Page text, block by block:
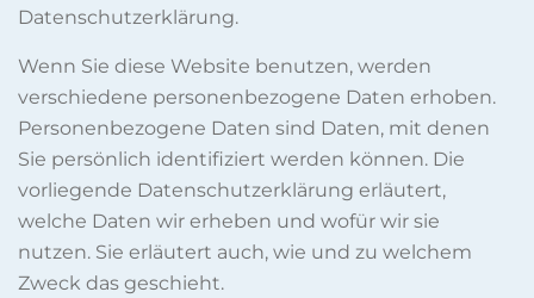
Datenschutzerklärung.
Wenn Sie diese Website benutzen, werden
verschiedene personenbezogene Daten erhoben.
Personenbezogene Daten sind Daten, mit denen
Sie persönlich identifiziert werden können. Die
vorliegende Datenschutzerklärung erläutert,
welche Daten wir erheben und wofür wir sie
nutzen. Sie erläutert auch, wie und zu welchem
Zweck das geschieht.